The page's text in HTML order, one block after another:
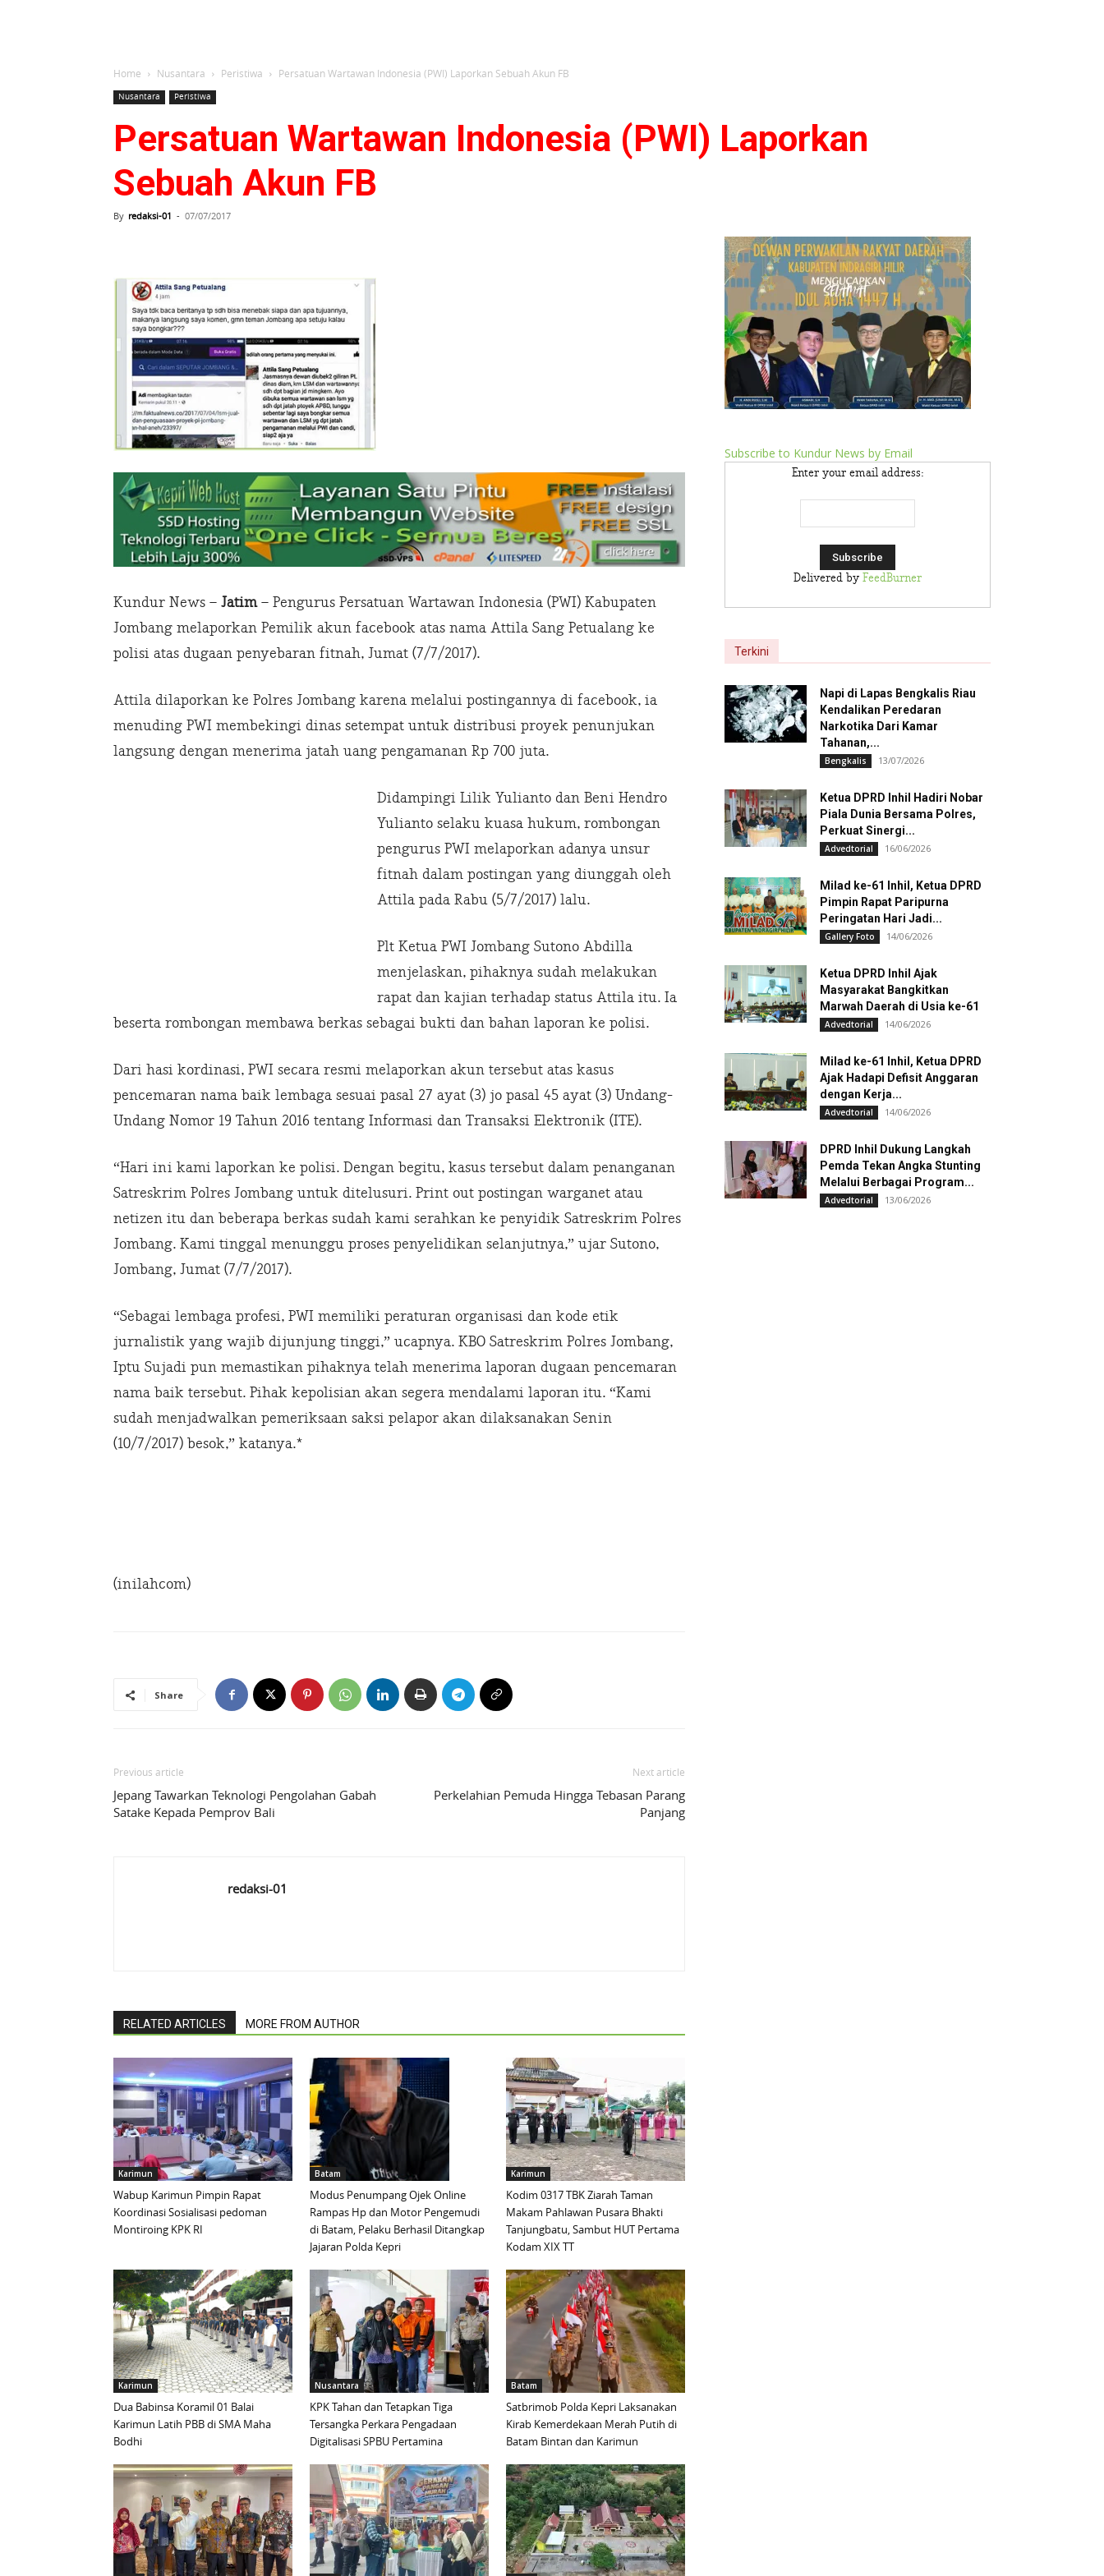
Home Nusantara Peristiwa Persatuan Wartawan Indonesia (PWI) Laporkan Sebuah Akun FB
Nusantara Peristiwa
Persatuan Wartawan Indonesia (PWI) Laporkan
Sebuah Akun FB
By redaksi-01 - 07/07/2017
Kundur News – Jatim– Pengurus Persatuan Wartawan Indonesia (PWI) Kabupaten
Jombang melaporkan Pemilik akun facebook atas nama Attila Sang Petualang ke
polisi atas dugaan penyebaran fitnah, Jumat (7/7/2017).
Attila dilaporkan ke Polres Jombang karena melalui postingannya di facebook, ia
menuding PWI membekingi dinas setempat untuk distribusi proyek penunjukan
langsung dengan menerima jatah uang pengamanan Rp 700 juta.
Didampingi Lilik Yulianto dan Beni Hendro
Yulianto selaku kuasa hukum, rombongan
pengurus PWI melaporkan adanya unsur
fitnah dalam postingan yang diunggah oleh
Attila pada Rabu (5/7/2017) lalu.
Plt Ketua PWI Jombang Sutono Abdilla
menjelaskan, pihaknya sudah melakukan
rapat dan kajian terhadap status Attila itu. Ia
beserta rombongan membawa berkas sebagai bukti dan bahan laporan ke polisi.
Dari hasi kordinasi, PWI secara resmi melaporkan akun tersebut atas kasus
pencemaran nama baik lembaga sesuai pasal 27 ayat (3) jo pasal 45 ayat (3) Undang-
Undang Nomor 19 Tahun 2016 tentang Informasi dan Transaksi Elektronik (ITE).
“Hari ini kami laporkan ke polisi. Dengan begitu, kasus tersebut dalam penanganan
Satreskrim Polres Jombang untuk ditelusuri. Print out postingan warganet atau
netizen itu dan beberapa berkas sudah kami serahkan ke penyidik Satreskrim Polres
Jombang. Kami tinggal menunggu proses penyelidikan selanjutnya,” ujar Sutono,
Jombang, Jumat (7/7/2017).
“Sebagai lembaga profesi, PWI memiliki peraturan organisasi dan kode etik
jurnalistik yang wajib dijunjung tinggi,” ucapnya. KBO Satreskrim Polres Jombang,
Iptu Sujadi pun memastikan pihaknya telah menerima laporan dugaan pencemaran
nama baik tersebut. Pihak kepolisian akan segera mendalami laporan itu. “Kami
sudah menjadwalkan pemeriksaan saksi pelapor akan dilaksanakan Senin
(10/7/2017) besok,” katanya.*
(inilahcom)
Share
Previous article
Jepang Tawarkan Teknologi Pengolahan Gabah
Satake Kepada Pemprov Bali
Next article
Perkelahian Pemuda Hingga Tebasan Parang
Panjang
redaksi-01
RELATED ARTICLES MORE FROM AUTHOR
Karimun
Wabup Karimun Pimpin Rapat
Koordinasi Sosialisasi pedoman
Montiroing KPK RI
Batam
Modus Penumpang Ojek Online
Rampas Hp dan Motor Pengemudi
di Batam, Pelaku Berhasil Ditangkap
Jajaran Polda Kepri
Karimun
Kodim 0317 TBK Ziarah Taman
Makam Pahlawan Pusara Bhakti
Tanjungbatu, Sambut HUT Pertama
Kodam XIX TT
Karimun
Dua Babinsa Koramil 01 Balai
Karimun Latih PBB di SMA Maha
Bodhi
Nusantara
KPK Tahan dan Tetapkan Tiga
Tersangka Perkara Pengadaan
Digitalisasi SPBU Pertamina
Batam
Satbrimob Polda Kepri Laksanakan
Kirab Kemerdekaan Merah Putih di
Batam Bintan dan Karimun
Subscribe to Kundur News by Email
Enter your email address:
Delivered by FeedBurner
Terkini
Napi di Lapas Bengkalis Riau
Kendalikan Peredaran
Narkotika Dari Kamar
Tahanan,...
Bengkalis 13/07/2026
Ketua DPRD Inhil Hadiri Nobar
Piala Dunia Bersama Polres,
Perkuat Sinergi...
Advedtorial 16/06/2026
Milad ke-61 Inhil, Ketua DPRD
Pimpin Rapat Paripurna
Peringatan Hari Jadi...
Gallery Foto 14/06/2026
Ketua DPRD Inhil Ajak
Masyarakat Bangkitkan
Marwah Daerah di Usia ke-61
Advedtorial 14/06/2026
Milad ke-61 Inhil, Ketua DPRD
Ajak Hadapi Defisit Anggaran
dengan Kerja...
Advedtorial 14/06/2026
DPRD Inhil Dukung Langkah
Pemda Tekan Angka Stunting
Melalui Berbagai Program...
Advedtorial 13/06/2026